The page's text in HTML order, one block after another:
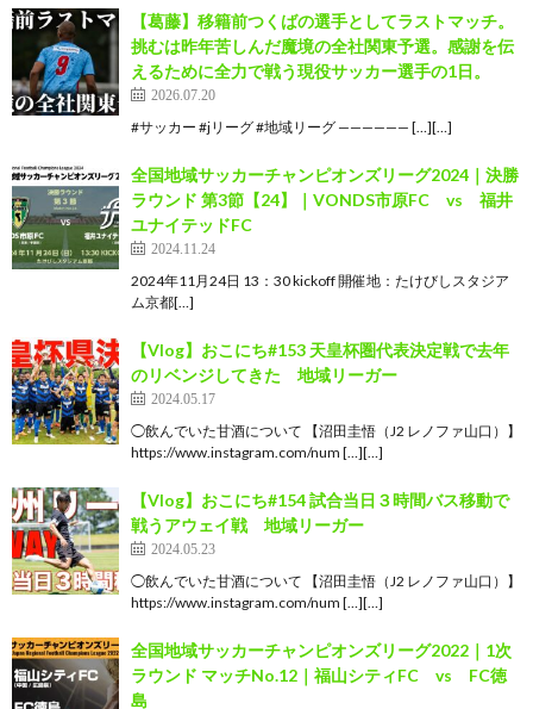
【葛藤】移籍前つくばの選手としてラストマッチ。
挑むは昨年苦しんだ魔境の全社関東予選。感謝を伝
えるために全力で戦う現役サッカー選手の1日。
2026.07.20
#サッカー #jリーグ #地域リーグ —————— […][…]
全国地域サッカーチャンピオンズリーグ2024｜決勝
ラウンド 第3節【24】｜VONDS市原FC vs 福井
ユナイテッドFC
2024.11.24
2024年11月24日 13：30 kickoff 開催地：たけびしスタジア
ム京都[…]
【Vlog】おこにち#153 天皇杯圏代表決定戦で去年
のリベンジしてきた 地域リーガー
2024.05.17
◯飲んでいた甘酒について 【沼田圭悟（J2 レノファ山口）】
https://www.instagram.com/num […][…]
【Vlog】おこにち#154 試合当日３時間バス移動で
戦うアウェイ戦 地域リーガー
2024.05.23
◯飲んでいた甘酒について 【沼田圭悟（J2 レノファ山口）】
https://www.instagram.com/num […][…]
全国地域サッカーチャンピオンズリーグ2022｜1次
ラウンド マッチNo.12｜福山シティFC vs FC徳
島